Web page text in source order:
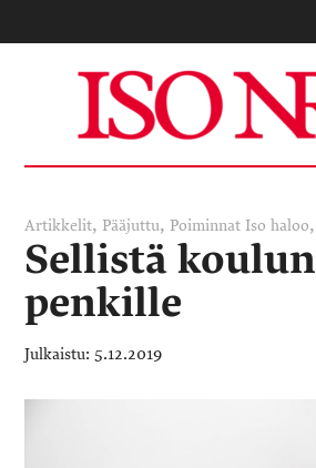
Artikkelit, Pääjuttu, Poiminnat Iso haloo,
Sellistä koulun
penkille
5.12.2019